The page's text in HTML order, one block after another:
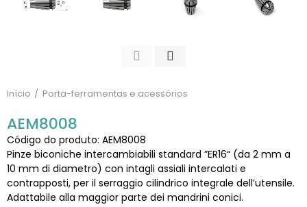
Início Porta-ferramentas e acessórios
AEM8008
Código do produto: AEM8008
Pinze biconiche intercambiabili standard ”ER16“ (da 2 mm a
10 mm di diametro) con intagli assiali intercalati e
contrapposti, per il serraggio cilindrico integrale dell’utensile.
Adattabile alla maggior parte dei mandrini conici.